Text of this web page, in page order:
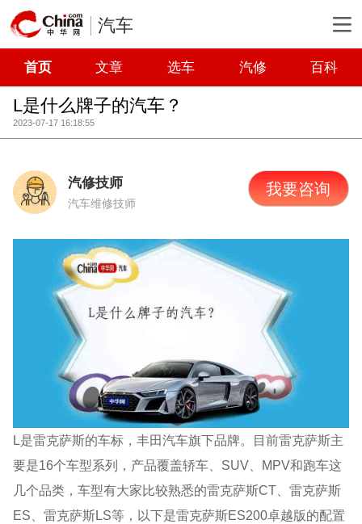
汽车
首页 文章 选车 汽修 百科
L是什么牌子的汽车？
2023-07-17 16:18:55
汽修技师
汽车维修技师
我要咨询
L是雷克萨斯的车标，丰田汽车旗下品牌。目前雷克萨斯主
要是16个车型系列，产品覆盖轿车、SUV、MPV和跑车这
几个品类，车型有大家比较熟悉的雷克萨斯CT、雷克萨斯
ES、雷克萨斯LS等，以下是雷克萨斯ES200卓越版的配置